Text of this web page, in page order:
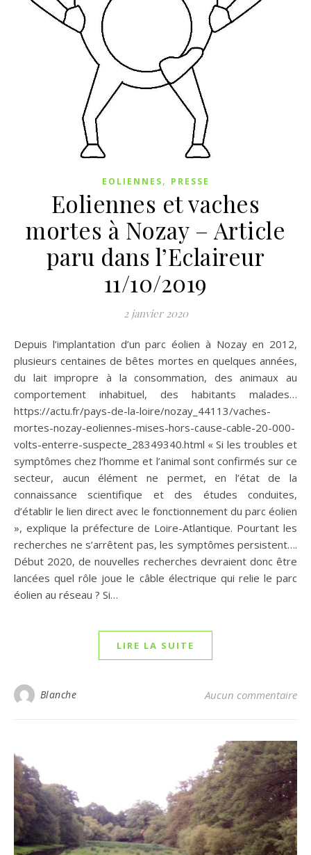
EOLIENNES, PRESSE
Eoliennes et vaches
mortes à Nozay – Article
paru dans l’Eclaireur
11/10/2019
2 janvier 2020
Depuis l’implantation d’un parc éolien à Nozay en 2012,
plusieurs centaines de bêtes mortes en quelques années,
du lait impropre à la consommation, des animaux au
comportement inhabituel, des habitants malades…
https://actu.fr/pays-de-la-loire/nozay_44113/vaches-
mortes-nozay-eoliennes-mises-hors-cause-cable-20-000-
volts-enterre-suspecte_28349340.html « Si les troubles et
symptômes chez l’homme et l’animal sont confirmés sur ce
secteur, aucun élément ne permet, en l’état de la
connaissance scientifique et des études conduites,
d’établir le lien direct avec le fonctionnement du parc éolien
», explique la préfecture de Loire-Atlantique. Pourtant les
recherches ne s’arrêtent pas, les symptômes persistent….
Début 2020, de nouvelles recherches devraient donc être
lancées quel rôle joue le câble électrique qui relie le parc
éolien au réseau ? Si…
LIRE LA SUITE
Blanche Aucun commentaire